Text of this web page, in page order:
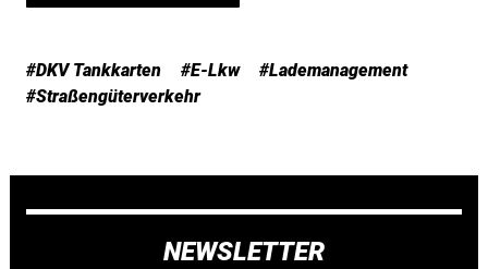
#DKV Tankkarten #E-Lkw
#Lademanagement
#Straßengüterverkehr
NEWSLETTER